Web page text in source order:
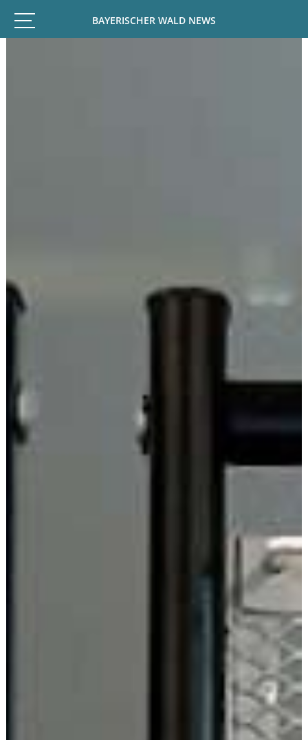
BAYERISCHER WALD NEWS